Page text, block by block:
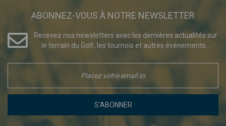
ABONNEZ-VOUS À NOTRE NEWSLETTER
Recevez nos newsletters avec les dernières actualités sur
le terrain du Golf, les tournois et autres événements...
S'ABONNER